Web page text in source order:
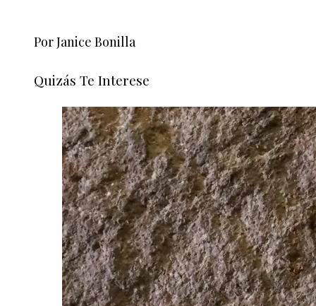
Por Janice Bonilla
Quizás Te Interese